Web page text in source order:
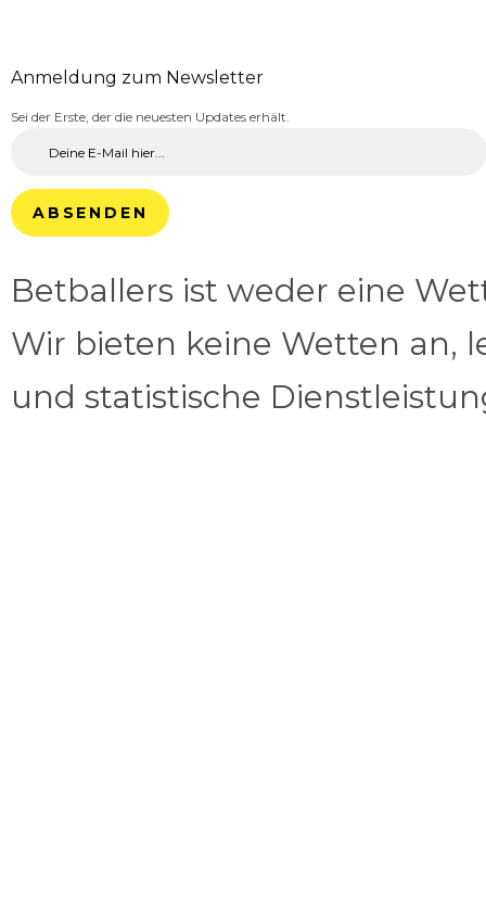
Anmeldung zum Newsletter
Sei der Erste, der die neuesten Updates erhält.
ABSENDEN
Betballers ist weder eine
Wir bieten keine Wetten an,
und statistische